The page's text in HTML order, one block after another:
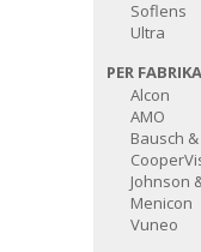
Soflens
Ultra
PER
Alcon
AMO
Bausch
Johnson
Menicon
Vuneo